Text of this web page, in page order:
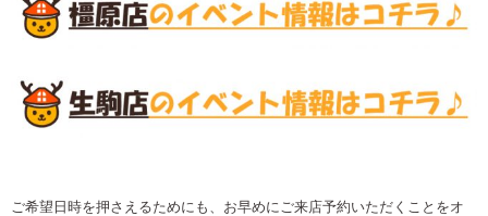
ご希望日時を押さえるためにも、お早めにご来店予約いただくことをオ